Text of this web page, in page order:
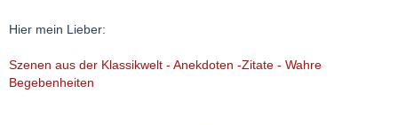
Hier mein Lieber:
Szenen aus der Klassikwelt - Anekdoten -Zitate - Wahre
Begebenheiten